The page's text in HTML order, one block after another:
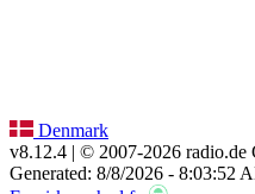
Denmark
v8.12.4 | © 2007-2026 radio.de
Generated: 8/8/2026 - 8:03:52